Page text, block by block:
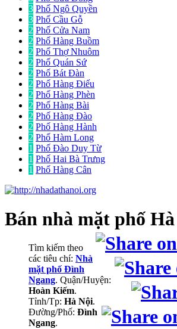
3 Phố Ngô Quyền
3 Phố Cầu Gỗ
2 Phố Cửa Nam
2 Phố Hàng Buồm
2 Phố Thợ Nhuôm
2 Phố Quán Sứ
2 Phố Bát Đàn
2 Phố Hàng Điếu
2 Phố Hàng Phèn
2 Phố Hàng Bài
2 Phố Hàng Đào
2 Phố Hàng Hành
2 Phố Hàm Long
1 Phố Đào Duy Từ
1 Phố Hai Bà Trưng
1 Phố Hàng Cân
Bán nhà mặt phố
Tìm kiếm theo
các tiêu chí: Nhà
mặt phố Đình
Ngang. Quận/Huyện:
Hoàn Kiếm.
Tỉnh/Tp: Hà Nội.
Đường/Phố: Đình
Ngang.